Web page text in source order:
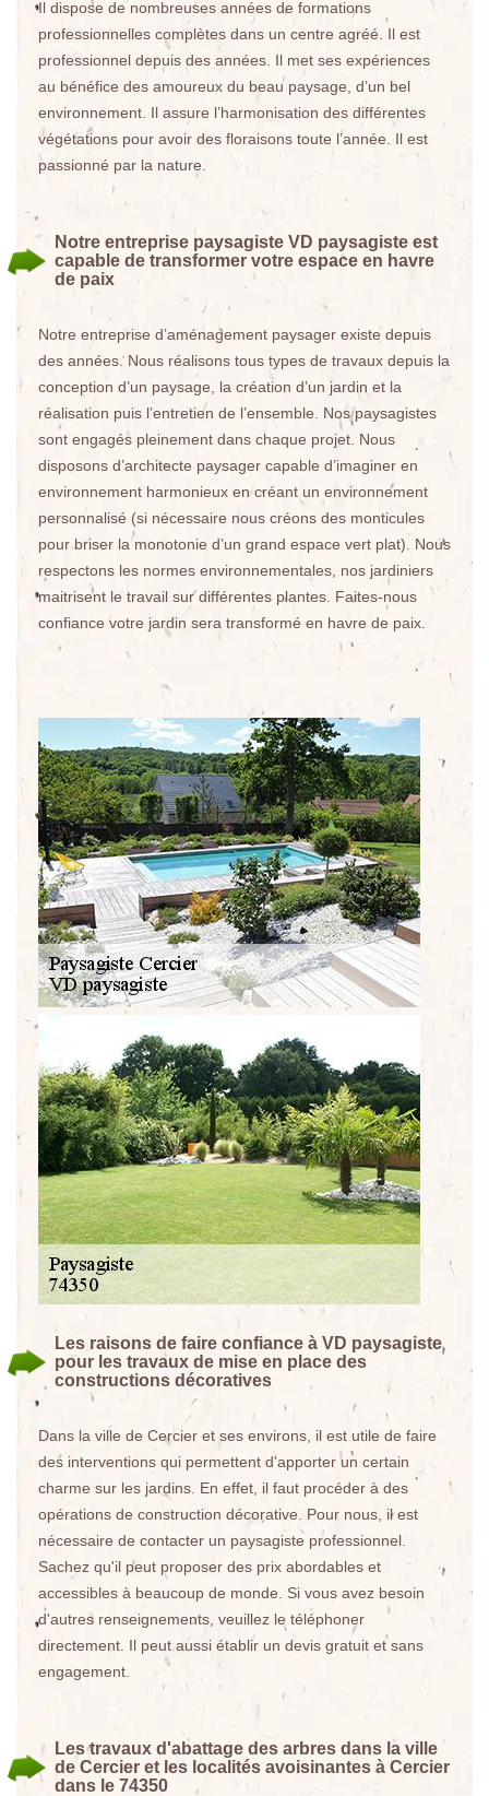
Il dispose de nombreuses années de formations
professionnelles complètes dans un centre agréé. Il est
professionnel depuis des années. Il met ses expériences
au bénéfice des amoureux du beau paysage, d’un bel
environnement. Il assure l’harmonisation des différentes
végétations pour avoir des floraisons toute l’année. Il est
passionné par la nature.
Notre entreprise paysagiste VD paysagiste est
capable de transformer votre espace en havre
de paix
Notre entreprise d’aménagement paysager existe depuis
des années. Nous réalisons tous types de travaux depuis la
conception d’un paysage, la création d’un jardin et la
réalisation puis l’entretien de l’ensemble. Nos paysagistes
sont engagés pleinement dans chaque projet. Nous
disposons d’architecte paysager capable d’imaginer en
environnement harmonieux en créant un environnement
personnalisé (si nécessaire nous créons des monticules
pour briser la monotonie d’un grand espace vert plat). Nous
respectons les normes environnementales, nos jardiniers
maitrisent le travail sur différentes plantes. Faites-nous
confiance votre jardin sera transformé en havre de paix.
Les raisons de faire confiance à VD paysagiste
pour les travaux de mise en place des
constructions décoratives
Dans la ville de Cercier et ses environs, il est utile de faire
des interventions qui permettent d'apporter un certain
charme sur les jardins. En effet, il faut procéder à des
opérations de construction décorative. Pour nous, il est
nécessaire de contacter un paysagiste professionnel.
Sachez qu'il peut proposer des prix abordables et
accessibles à beaucoup de monde. Si vous avez besoin
d'autres renseignements, veuillez le téléphoner
directement. Il peut aussi établir un devis gratuit et sans
engagement.
Les travaux d'abattage des arbres dans la ville
de Cercier et les localités avoisinantes à Cercier
dans le 74350